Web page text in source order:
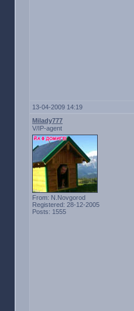
13-04-2009 14:19
Milady777
V/IP-agent
From: N.Novgorod
Registered: 28-12-2005
Posts: 1555